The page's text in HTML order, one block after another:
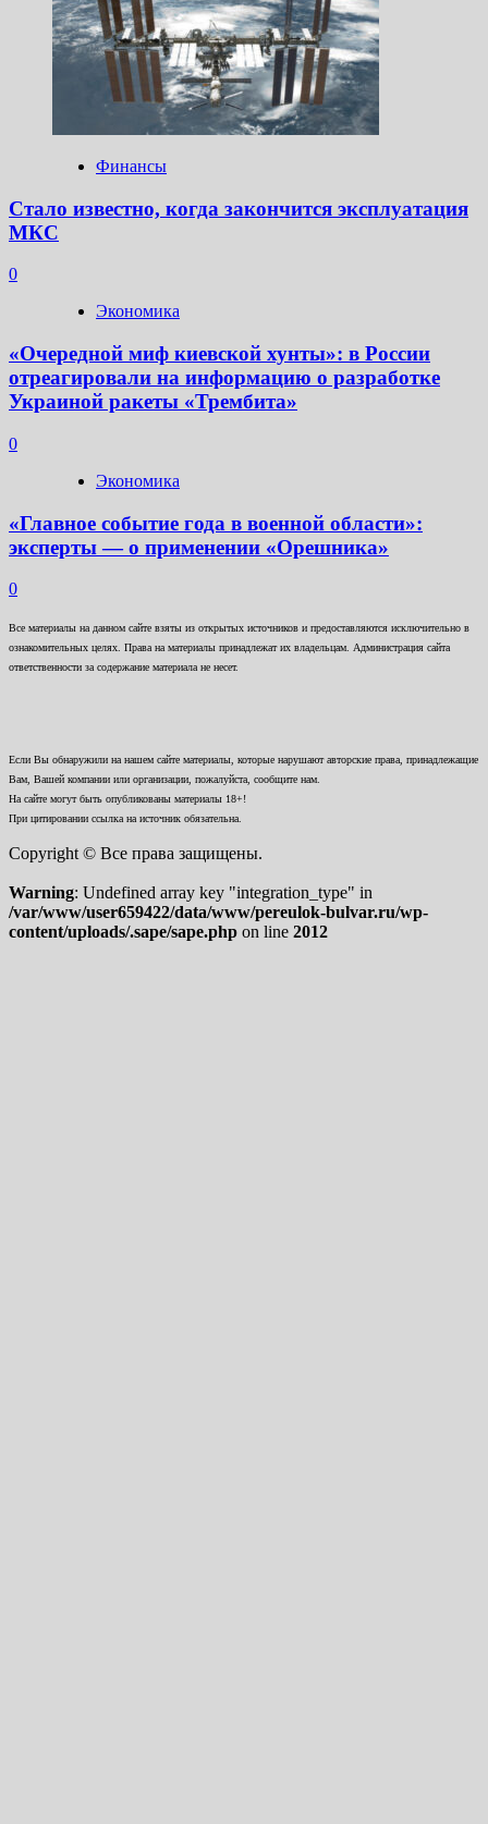
Финансы
Стало известно, когда закончится эксплуатация
МКС
0
Экономика
«Очередной миф киевской хунты»: в России
отреагировали на информацию о разработке
Украиной ракеты «Трембита»
0
Экономика
«Главное событие года в военной области»:
эксперты — о применении «Орешника»
0
Все материалы на данном сайте взяты из открытых источников и предоставляются исключительно в
ознакомительных целях. Права на материалы принадлежат их владельцам. Администрация сайта
ответственности за содержание материала не несет.
Если Вы обнаружили на нашем сайте материалы, которые нарушают авторские права, принадлежащие
Вам, Вашей компании или организации, пожалуйста, сообщите нам.
На сайте могут быть опубликованы материалы 18+!
При цитировании ссылка на источник обязательна.
Copyright © Все права защищены.
Warning: Undefined array key "integration_type" in
/var/www/user659422/data/www/pereulok-bulvar.ru/wp-
content/uploads/.sape/sape.php on line 2012